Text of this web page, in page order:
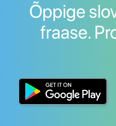
Õppige
fraase.